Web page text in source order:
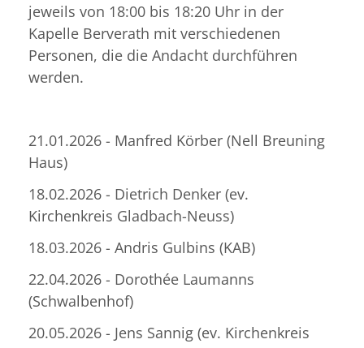
jeweils von 18:00 bis 18:20 Uhr in der
Kapelle Berverath mit verschiedenen
Personen, die die Andacht durchführen
werden.
21.01.2026 - Manfred Körber (Nell Breuning
Haus)
18.02.2026 - Dietrich Denker (ev.
Kirchenkreis Gladbach-Neuss)
18.03.2026 - Andris Gulbins (KAB)
22.04.2026 - Dorothée Laumanns
(Schwalbenhof)
20.05.2026 - Jens Sannig (ev. Kirchenkreis